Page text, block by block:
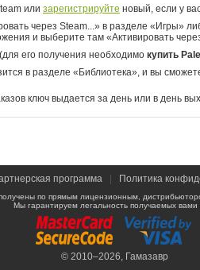
или зарегистрируйте новый, если у
через Steam...» в разделе «Игры»
и выберите там «Активировать
его получения необходимо купить
в разделе «Библиотека», и вы
ключ выдается за день или в день
программа Политика
по прямым лицензионным,
Мы гарантируем легальность получаемых вами
© 2010–2026, Гамазавр